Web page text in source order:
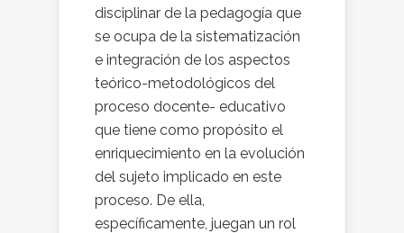
disciplinar de la pedagogía que
se ocupa de la sistematización
e integración de los aspectos
teórico-metodológicos del
proceso docente- educativo
que tiene como propósito el
enriquecimiento en la evolución
del sujeto implicado en este
proceso. De ella,
específicamente, juegan un rol